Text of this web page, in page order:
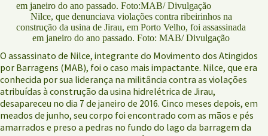
Nilce, que denunciava violações contra ribeirinhos na
construção da usina de Jirau, em Porto Velho, foi assassinada
em janeiro do ano passado. Foto: MAB/ Divulgação
O assassinato de Nilce, integrante do Movimento dos Atingidos
por Barragens (MAB), foi o caso mais impactante. Nilce, que era
conhecida por sua liderança na militância contra as violações
atribuídas à construção da usina hidrelétrica de Jirau,
desapareceu no dia 7 de janeiro de 2016. Cinco meses depois, em
meados de junho, seu corpo foi encontrado com as mãos e pés
amarrados e preso a pedras no fundo do lago da barragem da